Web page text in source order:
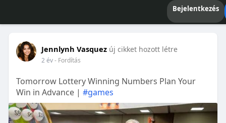
Bejelentkezés
Jennlynh Vasquez új cikket hozott létre
2 év- Fordítás
Tomorrow Lottery Winning Numbers Plan Your
Win in Advance | #games